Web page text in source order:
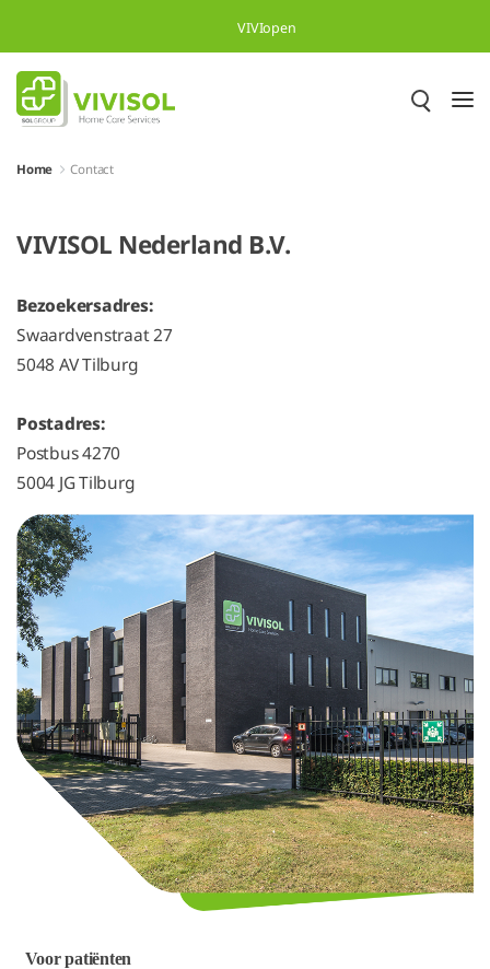
Overslaan en naar hoofdinhoud gaan
VIVIopen
Home Contact
VIVISOL Nederland B.V.
Bezoekersadres:
Swaardvenstraat 27
5048 AV Tilburg
Postadres:
Postbus 4270
5004 JG Tilburg
Voor patiënten